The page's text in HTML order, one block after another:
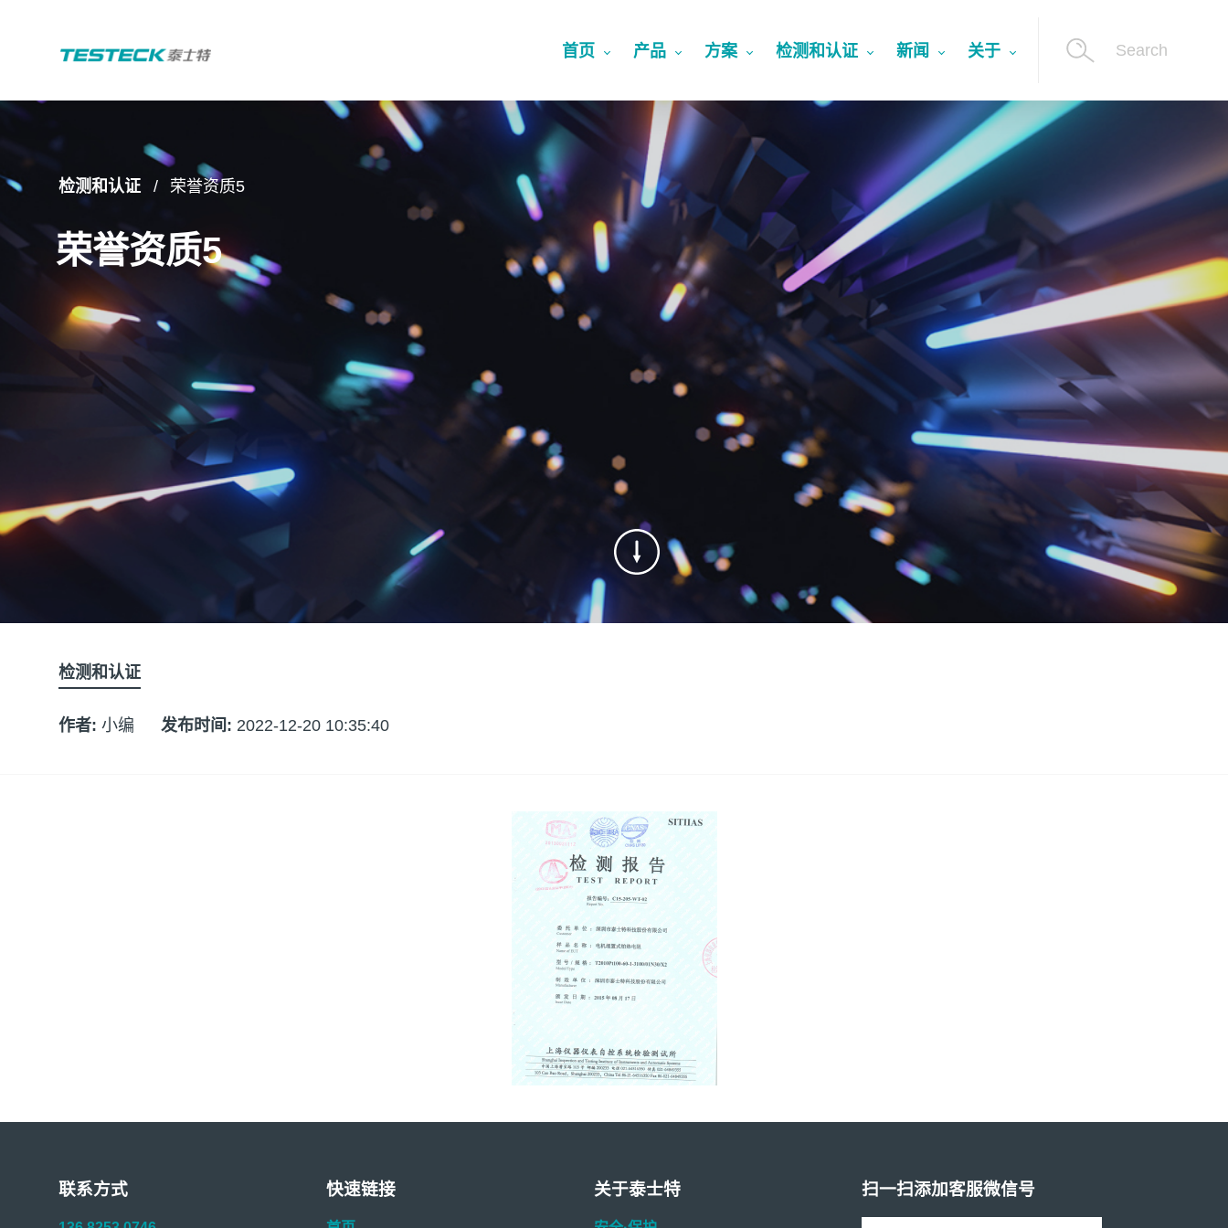
首页 产品 方案 检测和认证 新闻 关于 Search
检测和认证 荣誉资质5
荣誉资质5
检测和认证
作者: 小编 发布时间: 2022-12-20 10:35:40
联系方式 快速链接 关于泰士特 扫一扫添加客服微信号